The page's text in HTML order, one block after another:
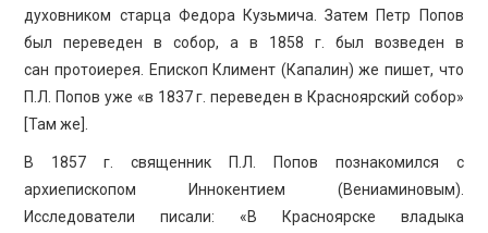
духовником старца Федора Кузьмича. Затем Петр Попов
был переведен в собор, а в 1858 г. был возведен в
сан протоиерея. Епископ Климент (Капалин) же пишет, что
П.Л. Попов уже «в 1837 г. переведен в Красноярский собор»
[Там же].
В 1857 г. священник П.Л. Попов познакомился с
архиепископом Иннокентием (Вениаминовым).
Исследователи писали: «В Красноярске владыка